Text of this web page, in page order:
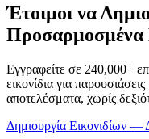
Έτοιμοι να
Προσαρμοσμένα
Εγγραφείτε σε 240,000+
εικονίδια για
αποτελέσματα, χωρίς
Δημιουργία Εικονιδίων —